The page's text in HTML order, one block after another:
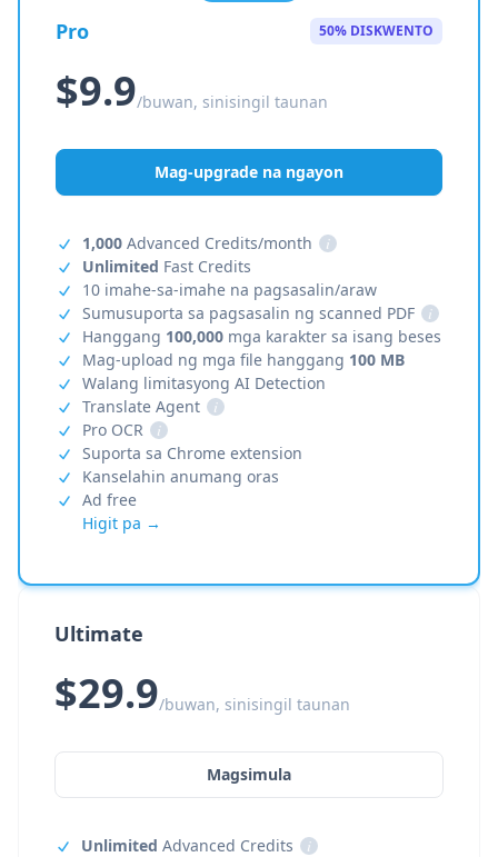
Pro 50% DISKWENTO
$9.9/buwan, sinisingil taunan
Mag-upgrade na ngayon
1,000 Advanced Credits/month
i
Unlimited Fast Credits
10 imahe-sa-imahe na pagsasalin/araw
Sumusuporta sa pagsasalin ng scanned PDF
i
Hanggang 100,000 mga karakter sa isang beses
Mag-upload ng mga file hanggang 100 MB
Walang limitasyong AI Detection
Translate Agent
i
Pro OCR
i
Suporta sa Chrome extension
Kanselahin anumang oras
Ad free
Higit pa →
Ultimate
$29.9/buwan, sinisingil taunan
Magsimula
Unlimited Advanced Credits
i